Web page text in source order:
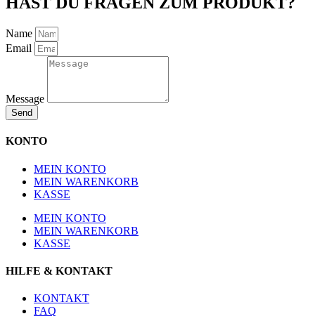
Name
Email
Message
Send
KONTO
MEIN KONTO
MEIN WARENKORB
KASSE
MEIN KONTO
MEIN WARENKORB
KASSE
HILFE & KONTAKT
KONTAKT
FAQ